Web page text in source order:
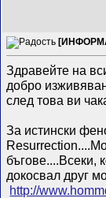
Здравейте на
добро
след това ви
За истински
бъгове....Всеки,
докосвал друг
http://